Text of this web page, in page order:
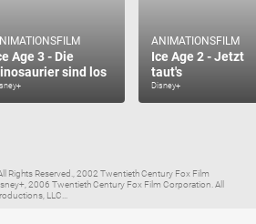
Age 3 - Die
sind los
ANIMATIONSFILM
Ice Age 2 - Jetzt
taut's
Disney+
Rights Reserved., 2002 Twentieth Century Fox Film
2006 Twentieth Century Fox Film Corporation. All
LLC...